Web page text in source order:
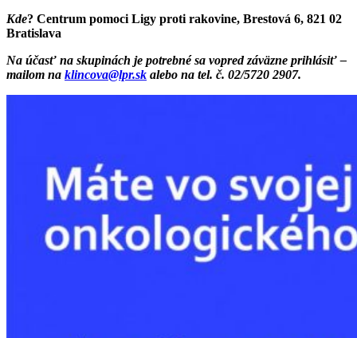
Kde? Centrum pomoci Ligy proti rakovine, Brestová 6, 821 02
Bratislava
Na účasť na skupinách je potrebné sa vopred záväzne prihlásiť –
mailom na klincova@lpr.sk alebo na tel. č. 02/5720 2907.